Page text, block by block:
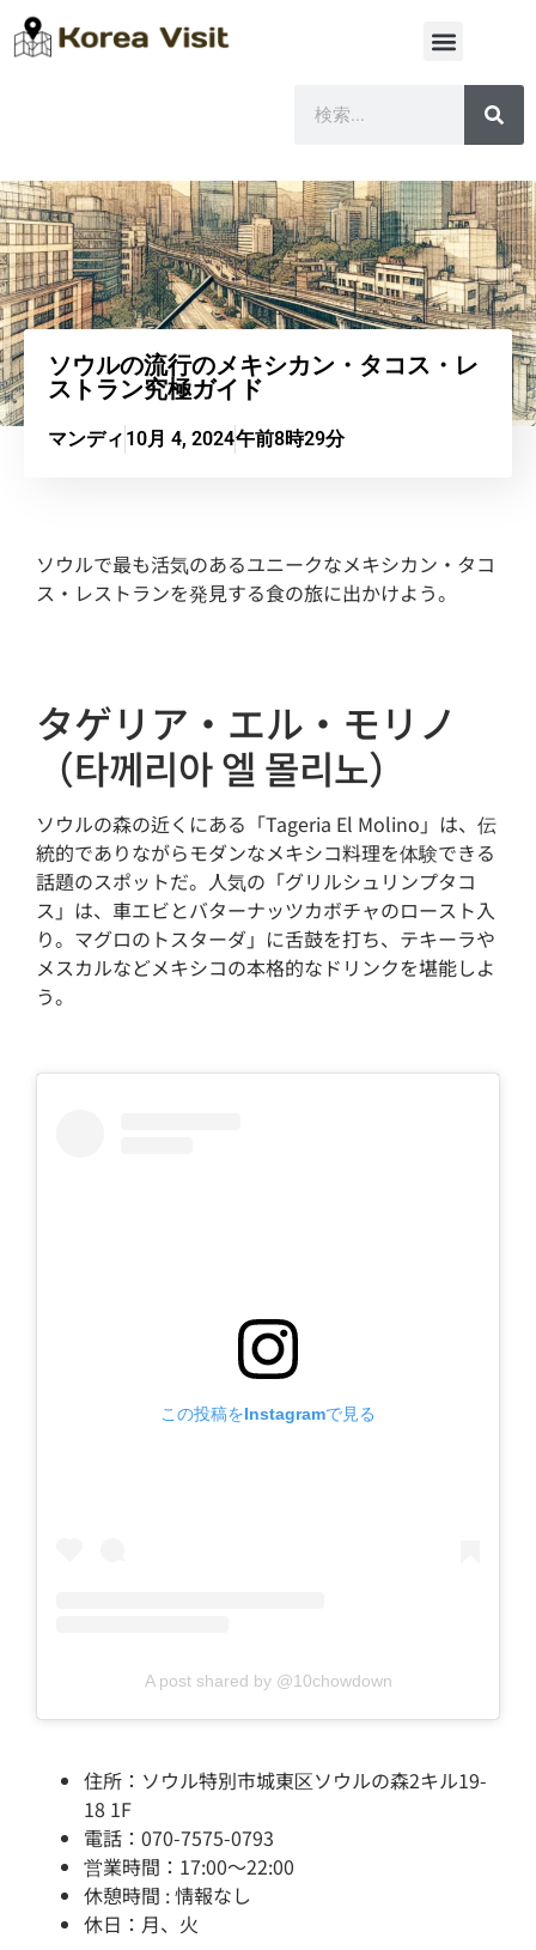
ソウルの流行のメキシカン・タコス・レ
ストラン究極ガイド
マンディ 10月 4, 2024午前8時29分
ソウルで最も活気のあるユニークなメキシカン・タコ
ス・レストランを発見する食の旅に出かけよう。
タゲリア・エル・モリノ
（타께리아 엘 몰리노）
ソウルの森の近くにある「Tageria El Molino」は、伝
統的でありながらモダンなメキシコ料理を体験できる
話題のスポットだ。人気の「グリルシュリンプタコ
ス」は、車エビとバターナッツカボチャのロースト入
り。マグロのトスターダ」に舌鼓を打ち、テキーラや
メスカルなどメキシコの本格的なドリンクを堪能しよ
う。
この投稿をInstagramで見る
A post shared by @10chowdown
住所：ソウル特別市城東区ソウルの森2キル19-
18 1F
電話：070-7575-0793
営業時間：17:00～22:00
休憩時間 : 情報なし
休日：月、火